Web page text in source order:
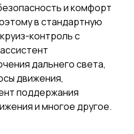
и комфорт
в стандартную
контроль с
дальнего света,
движения,
поддержания
и многое другое.